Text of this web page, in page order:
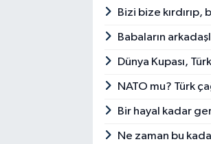
Bizi bize
Babaların
Dünya Kupası,
NATO mu? Türk
Bir hayal kadar
Ne zaman bu